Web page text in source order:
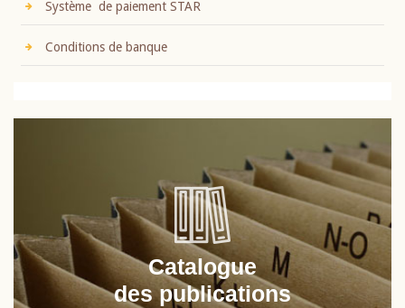
Système de paiement STAR
Conditions de banque
Catalogue
des publications